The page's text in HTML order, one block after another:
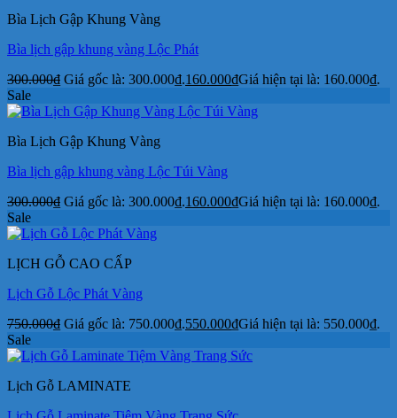
Bìa Lịch Gập Khung Vàng
Bìa lịch gập khung vàng Lộc Phát
300.000₫ Giá gốc là: 300.000₫.160.000₫Giá hiện tại là: 160.000₫.
Sale
Bìa Lịch Gập Khung Vàng
Bìa lịch gập khung vàng Lộc Túi Vàng
300.000₫ Giá gốc là: 300.000₫.160.000₫Giá hiện tại là: 160.000₫.
Sale
LỊCH GỖ CAO CẤP
Lịch Gỗ Lộc Phát Vàng
750.000₫ Giá gốc là: 750.000₫.550.000₫Giá hiện tại là: 550.000₫.
Sale
Lịch Gỗ LAMINATE